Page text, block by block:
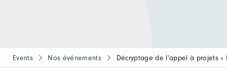
Events Nos événements Décryptage de l’appel à projets «